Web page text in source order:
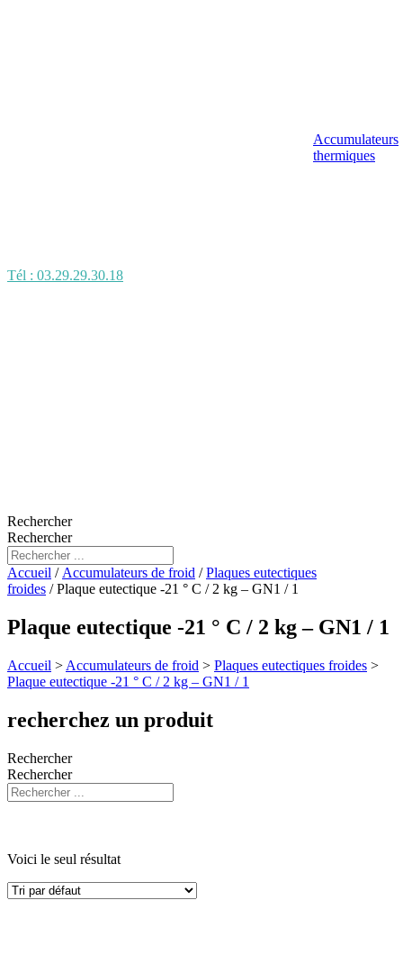
Accumulateurs
thermiques
Tél : 03.29.29.30.18
Rechercher
Rechercher
Accueil / Accumulateurs de froid /Plaques eutectiques
froides / Plaque eutectique -21 ° C / 2 kg – GN1 / 1
Plaque eutectique -21 ° C / 2 kg – GN1 / 1
Accueil > Accumulateurs de froid > Plaques eutectiques froides >
Plaque eutectique -21 ° C / 2 kg – GN1 / 1
recherchez un produit
Rechercher
Rechercher
Voici le seul résultat